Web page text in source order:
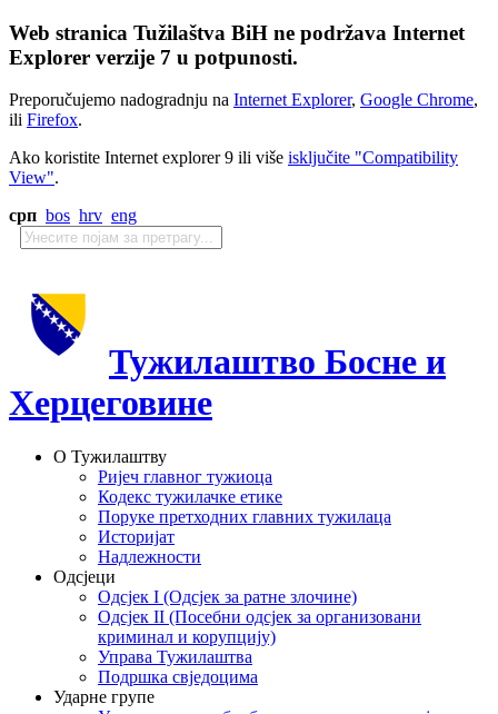
Web stranica Tužilaštva BiH ne podržava Internet
Explorer verzije 7 u potpunosti.
Preporučujemo nadogradnju na Internet Explorer, Google Chrome,
ili Firefox.
Ako koristite Internet explorer 9 ili više isključite "Compatibility
View".
срп bos hrv eng
Тужилаштво Босне и
Херцеговине
О Тужилаштву
Ријеч главног тужиоца
Кодекс тужилачке етике
Поруке претходних главних тужилаца
Историјат
Надлежности
Одсјеци
Одсјек I (Одсјек за ратне злочине)
Одсјек II (Посебни одсјек за организовани
криминал и корупцију)
Управа Тужилаштва
Подршка свједоцима
Ударне групе